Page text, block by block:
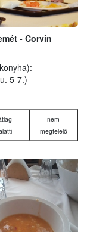
- Corvin
5-7.)
nem
megfelelő